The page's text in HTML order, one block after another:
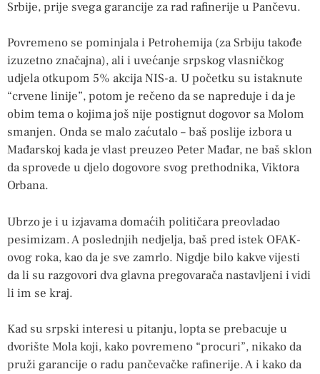
Srbije, prije svega garancije za rad rafinerije u Pančevu.
Povremeno se pominjala i Petrohemija (za Srbiju takođe
izuzetno značajna), ali i uvećanje srpskog vlasničkog
udjela otkupom 5% akcija NIS-a. U početku su istaknute
“crvene linije”, potom je rečeno da se napreduje i da je
obim tema o kojima još nije postignut dogovor sa Molom
smanjen. Onda se malo zaćutalo – baš poslije izbora u
Mađarskoj kada je vlast preuzeo Peter Mađar, ne baš sklon
da sprovede u djelo dogovore svog prethodnika, Viktora
Orbana.
Ubrzo je i u izjavama domaćih političara preovladao
pesimizam. A poslednjih nedjelja, baš pred istek OFAK-
ovog roka, kao da je sve zamrlo. Nigdje bilo kakve vijesti
da li su razgovori dva glavna pregovarača nastavljeni i vidi
li im se kraj.
Kad su srpski interesi u pitanju, lopta se prebacuje u
dvorište Mola koji, kako povremeno “procuri”, nikako da
pruži garancije o radu pančevačke rafinerije. A i kako da